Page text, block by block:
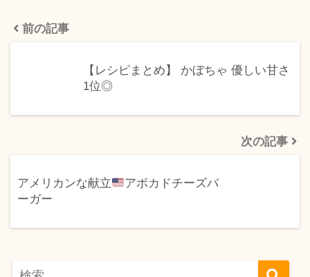
前の記事
【レシピまとめ】 かぼちゃ 優しい甘さ
1位◎
次の記事
アメリカンな献立
アボカドチーズバ
ーガー